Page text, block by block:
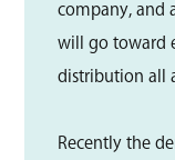
company, and
will go toward
distribution all
Recently the